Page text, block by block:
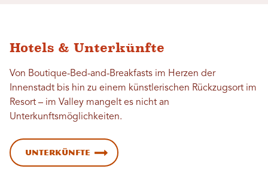
Hotels & Unterkünfte
Von Boutique-Bed-and-Breakfasts im Herzen der
Innenstadt bis hin zu einem künstlerischen Rückzugsort im
Resort – im Valley mangelt es nicht an
Unterkunftsmöglichkeiten.
Unterkünfte